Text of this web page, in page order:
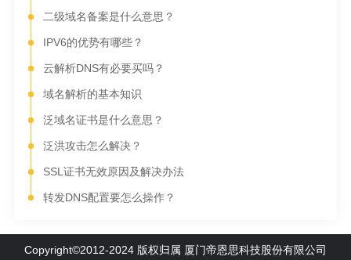
二级域名备案是什么意思？
IPV6的优势有哪些？
云解析DNS有必要买吗？
域名解析的基本知识
泛域名证书是什么意思？
泛洪攻击怎么解决？
SSL证书无效原因及解决办法
转发DNS配置要怎么操作？
Copyright©2012-2024 版权归属 厦门帝恩思科技股份有限公司